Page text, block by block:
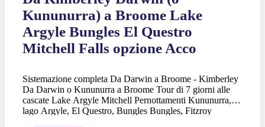
Kununurra) a Broome Lake
Argyle Bungles El Questro
Mitchell Falls opzione Acco
Sistemazione completa Da Darwin a Broome - Kimberley
Da Darwin o Kununurra a Broome Tour di 7 giorni alle
cascate Lake Argyle Mitchell Pernottamenti Kununurra,
lago Argyle, El Questro, Bungles Bungles, Fitzroy